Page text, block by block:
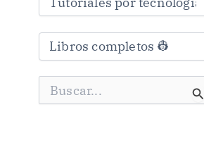
a
e
g
r